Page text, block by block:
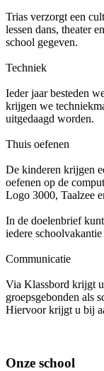
Trias verzorgt een
lessen dans, theater
school gegeven.
Techniek
Ieder jaar besteden
krijgen we
uitgedaagd worden.
Thuis oefenen
De kinderen krijgen
oefenen op de
Logo 3000, Taalzee
In de doelenbrief
iedere
Communicatie
Via Klassbord krijgt
groepsgebonden als
Hiervoor krijgt u bij
Onze school